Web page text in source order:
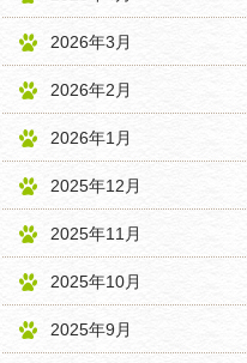
2026年3月
2026年2月
2026年1月
2025年12月
2025年11月
2025年10月
2025年9月